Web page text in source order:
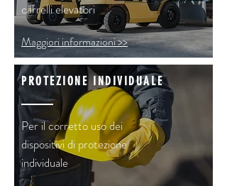
carrelli elevatori
Maggiori informazioni >>
PROTEZIONE INDIVIDUALE
Per il corretto uso dei
dispositivi di protezione
individuale